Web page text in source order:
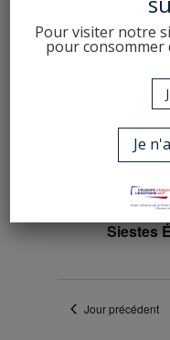
Siestes
jeudi 25
Jour précédent
Pour visiter notre
pour consommer
Je